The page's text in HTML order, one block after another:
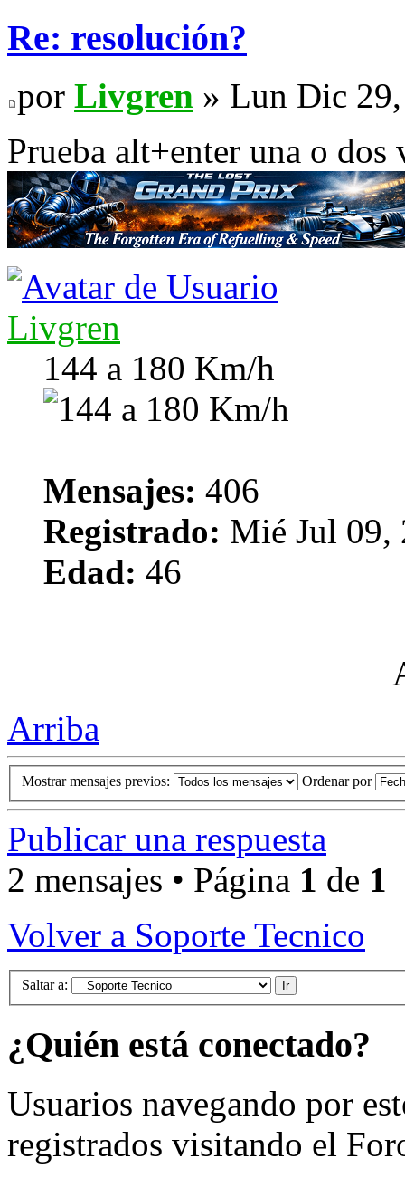
Re: resolución?
por Livgren » Lun Dic
Prueba alt+enter una o dos
Livgren
144 a 180 Km/h
Mensajes: 406
Registrado: Mié Jul 09,
Edad: 46
Arriba
Mostrar mensajes previos: Ordenar por
Publicar una respuesta
2 mensajes • Página 1 de 1
Volver a Soporte Tecnico
Saltar a:
¿Quién está conectado?
Usuarios navegando por
registrados visitando el